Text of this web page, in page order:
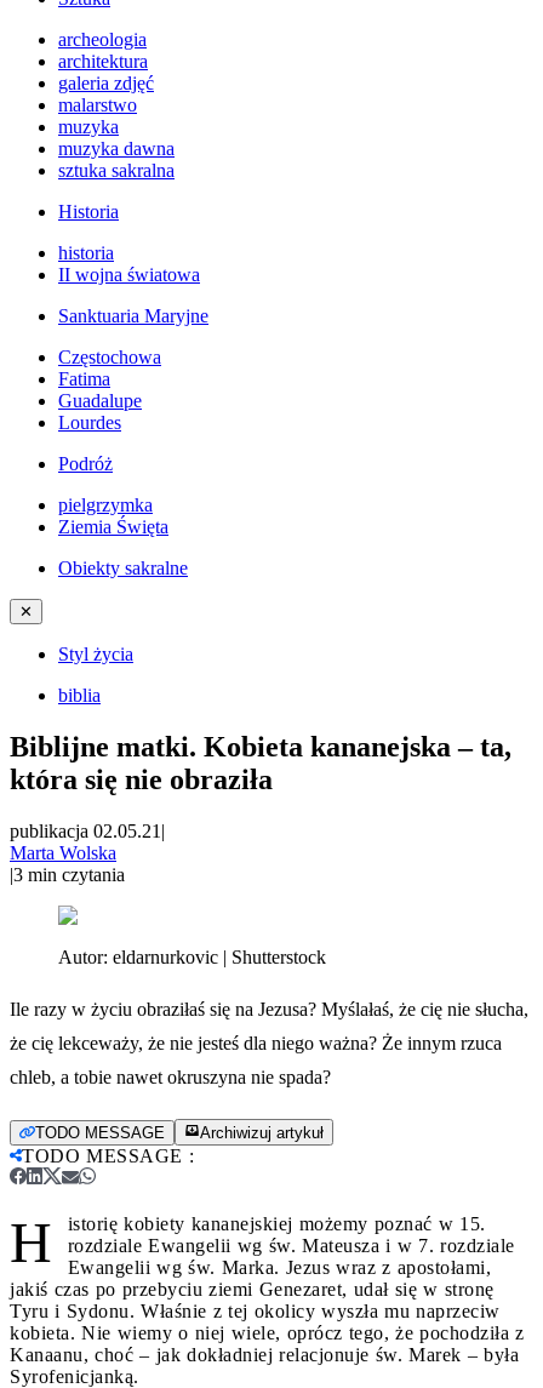
archeologia
architektura
galeria zdjęć
malarstwo
muzyka
muzyka dawna
sztuka sakralna
Historia
historia
II wojna światowa
Sanktuaria Maryjne
Częstochowa
Fatima
Guadalupe
Lourdes
Podróż
pielgrzymka
Ziemia Święta
Obiekty sakralne
✕
Styl życia
biblia
Biblijne matki. Kobieta kananejska – ta,
która się nie obraziła
publikacja 02.05.21 |
Marta Wolska
|3 min czytania
Autor: eldarnurkovic | Shutterstock
Ile razy w życiu obraziłaś się na Jezusa? Myślałaś, że cię nie słucha,
że cię lekceważy, że nie jesteś dla niego ważna? Że innym rzuca
chleb, a tobie nawet okruszyna nie spada?
TODO MESSAGE Archiwizuj artykuł
TODO MESSAGE :
H
istorię kobiety kananejskiej możemy poznać w 15.
rozdziale Ewangelii wg św. Mateusza i w 7. rozdziale
Ewangelii wg św. Marka. Jezus wraz z apostołami,
jakiś czas po przebyciu ziemi Genezaret, udał się w stronę
Tyru i Sydonu. Właśnie z tej okolicy wyszła mu naprzeciw
kobieta. Nie wiemy o niej wiele, oprócz tego, że pochodziła z
Kanaanu, choć – jak dokładniej relacjonuje św. Marek – była
Syrofenicjanką.